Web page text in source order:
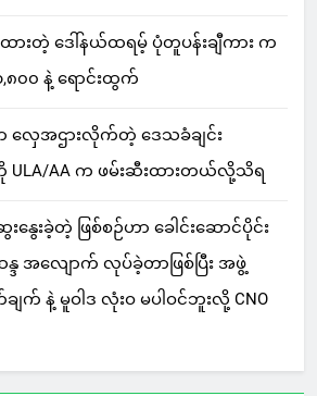
ဆွဲထားတဲ့ ဒေါ်နယ်ထရမ့် ပုံတူပန်းချီကား က
,၈၀၀ နဲ့ ရောင်းထွက်
လှေအဌားလိုက်တဲ့ ဒေသခံချင်း
ULA/AA က ဖမ်းဆီးထားတယ်လို့သိရ
နွေးခဲ့တဲ့ ဖြစ်စဉ်ဟာ ခေါင်းဆောင်ပိုင်း
အလျောက် လုပ်ခဲ့တာဖြစ်ပြီး အဖွဲ့
က် နဲ့ မူဝါဒ လုံးဝ မပါဝင်ဘူးလို့ CNO